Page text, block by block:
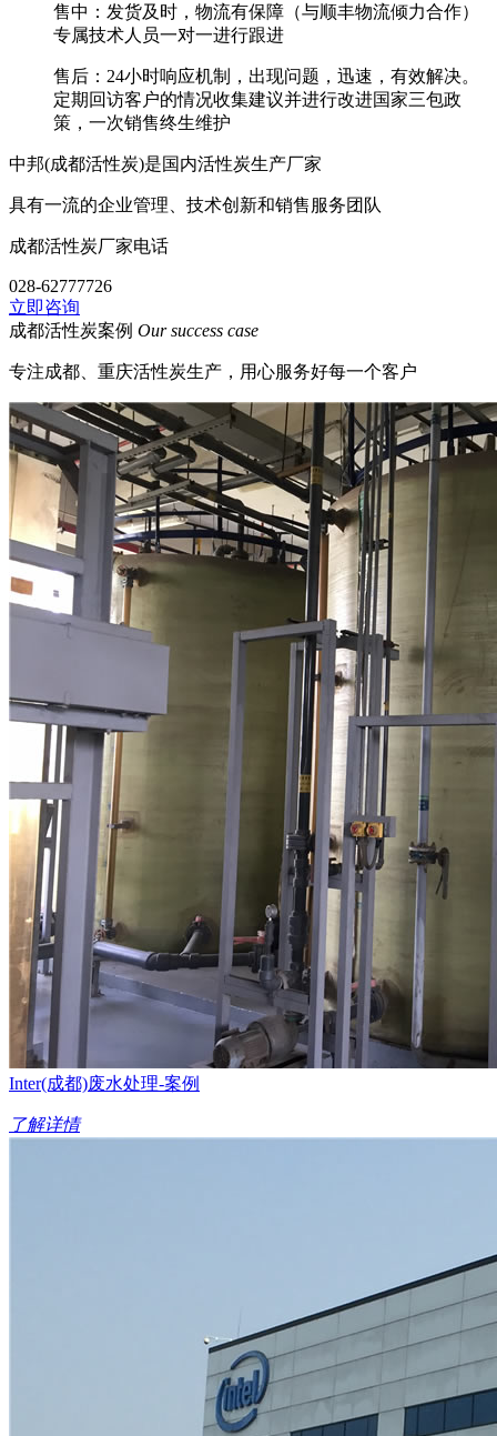
售中： 发货及时，物流有保障（与顺丰物流倾力合作）
专属技术人员一对一进行跟进
售后： 24小时响应机制，出现问题，迅速， 有效解决。
定期回访客户的情况收集建议并进行改进国家三包政
策，一次销售终生维护
中邦(成都活性炭)是国内活性炭生产厂家
具有一流的企业管理 技术创新和销售服务团队
成都活性炭厂家电话
028-62777726
立即咨询
成都活性炭案例 Our success case
专注成都、重庆活性炭生产，用心服务好每一个客户
Inter(成都)废水处理-案例
了解详情